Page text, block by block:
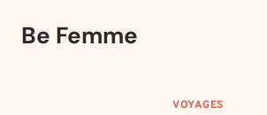
Be Femme
VOYAGES